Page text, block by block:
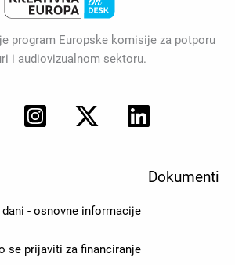
program Europske komisije za potporu
i audiovizualnom sektoru.
Dokumenti
dani - osnovne informacije
se prijaviti za financiranje